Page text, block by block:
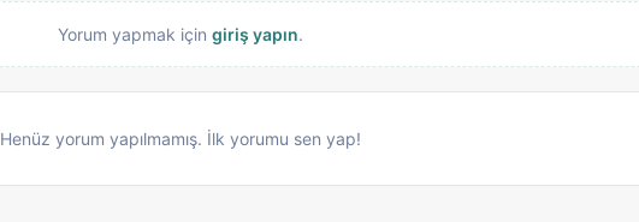
Yorum yapmak için giriş yapın.
Henüz yorum yapılmamış. İlk yorumu sen yap!